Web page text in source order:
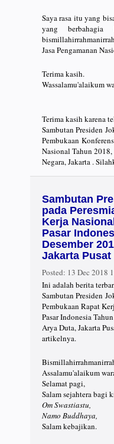
Saya rasa itu yang
yang
Jasa Pengamanan
Terima kasih.
Wassalamu'alaikum
Terima kasih karena
Sambutan Presiden
Pembukaan
Nasional Tahun
Negara, Jakarta .
Sambutan
pada
Kerja
Pasar
Desember
Jakarta Pusat
Posted: 13 Dec 2018
Ini adalah berita
Sambutan Presiden
Pembukaan Rapat
Pasar Indonesia
Arya Duta, Jakarta
artikelnya.
Assalamu'alaikum
Selamat pagi,
Salam sejahtera bagi
Om Swastiastu,
Namo Buddhaya,
Salam kebajikan.